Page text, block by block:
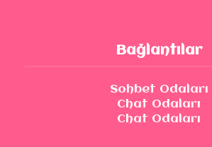
Bağlantılar
Sohbet Odaları
Chat Odaları
Chat Odaları